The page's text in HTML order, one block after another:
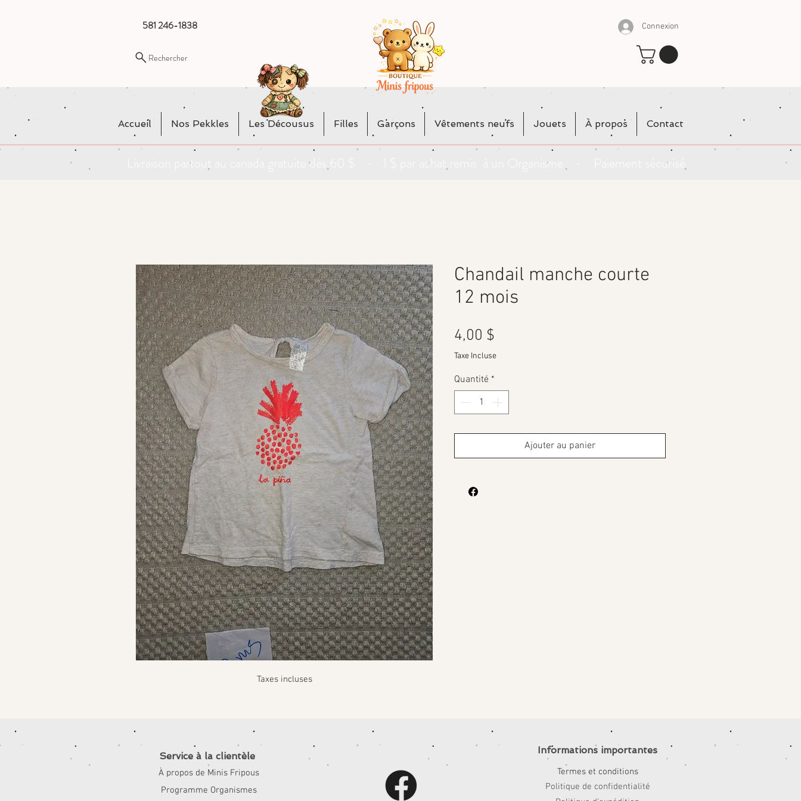
581 246-1838
Rechercher
Connexion
Accueil Nos Pekkles Les Décousus Filles Garçons Vêtements neufs Jouets À propos Contact
Livraison partout au canada gratuite dès 60 $ - 1 $ par achat remis à un Organisme - Paiement sécurisé
Taxes incluses
Chandail manche courte
12 mois
4,00 $
Taxe Incluse
Quantité *
Ajouter au panier
Service à la clientèle
À propos de Minis Fripous
Programme Organismes
Informations importantes
Termes et conditions
Politique de confidentialité